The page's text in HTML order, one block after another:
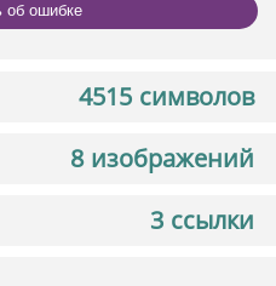
об ошибке
4515 символов
8 изображений
3 ссылки